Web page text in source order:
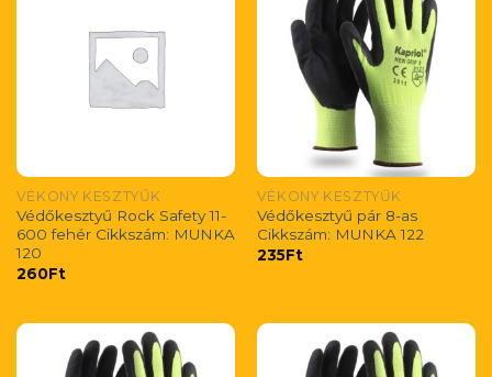
VÉKONY KESZTYŰK
Védőkesztyű Rock Safety 11-
600 fehér Cikkszám: MUNKA
120
260Ft
VÉKONY KESZTYŰK
Védőkesztyű pár 8-as
Cikkszám: MUNKA 122
235Ft